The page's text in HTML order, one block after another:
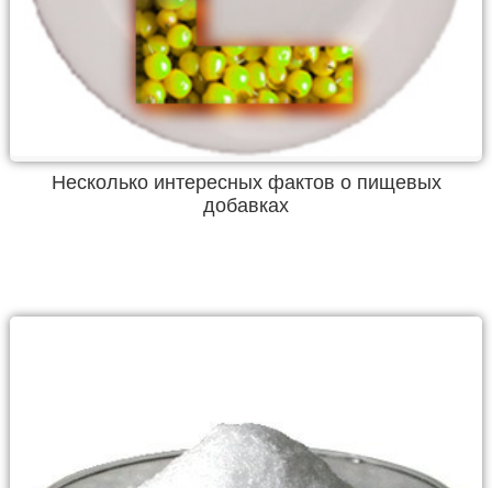
Несколько интересных фактов о пищевых
добавках